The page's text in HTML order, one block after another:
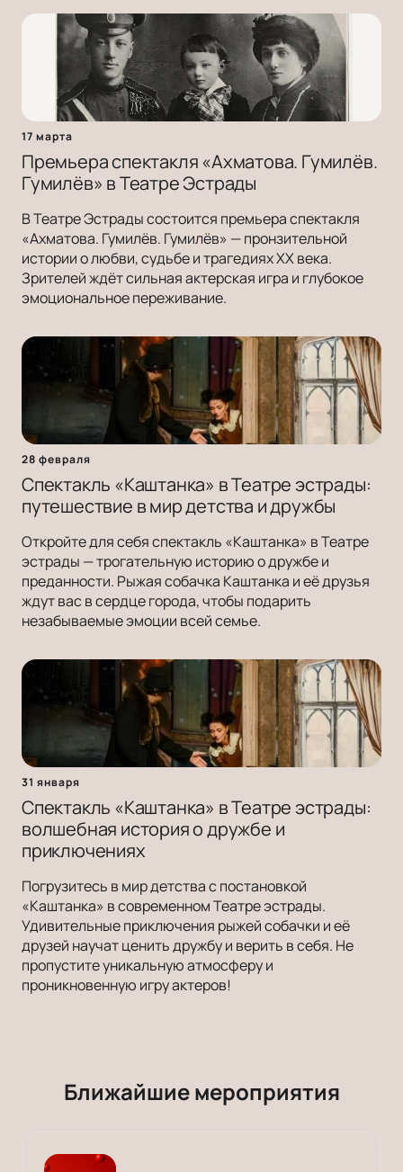
17 марта
Премьера спектакля «Ахматова. Гумилёв.
Гумилёв» в Театре Эстрады
В Театре Эстрады состоится премьера спектакля
«Ахматова. Гумилёв. Гумилёв» — пронзительной
истории о любви, судьбе и трагедиях ХХ века.
Зрителей ждёт сильная актерская игра и глубокое
эмоциональное переживание.
28 февраля
Спектакль «Каштанка» в Театре эстрады:
путешествие в мир детства и дружбы
Откройте для себя спектакль «Каштанка» в Театре
эстрады — трогательную историю о дружбе и
преданности. Рыжая собачка Каштанка и её друзья
ждут вас в сердце города, чтобы подарить
незабываемые эмоции всей семье.
31 января
Спектакль «Каштанка» в Театре эстрады:
волшебная история о дружбе и
приключениях
Погрузитесь в мир детства с постановкой
«Каштанка» в современном Театре эстрады.
Удивительные приключения рыжей собачки и её
друзей научат ценить дружбу и верить в себя. Не
пропустите уникальную атмосферу и
проникновенную игру актеров!
Ближайшие мероприятия